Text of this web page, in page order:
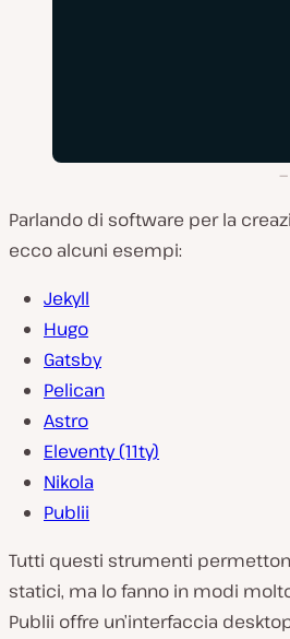
Parlando di software per la
ecco alcuni esempi:
Jekyll
Hugo
Gatsby
Pelican
Astro
Eleventy (11ty)
Nikola
Publii
Tutti questi strumenti
statici, ma lo fanno in modi
Publii offre un’interfaccia